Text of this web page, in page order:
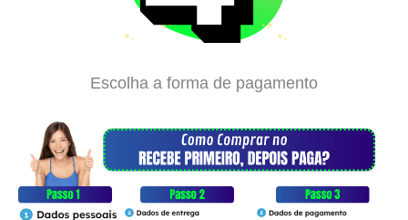
Escolha a forma de pagamento